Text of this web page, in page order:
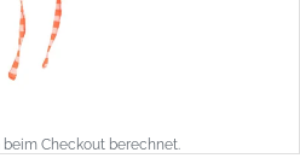
beim Checkout berechnet.